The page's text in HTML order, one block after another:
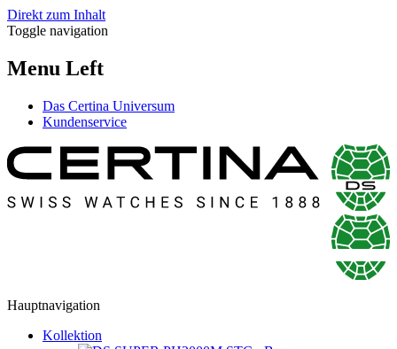
Direkt zum Inhalt
Toggle navigation
Menu Left
Das Certina Universum
Kundenservice
Hauptnavigation
Kollektion